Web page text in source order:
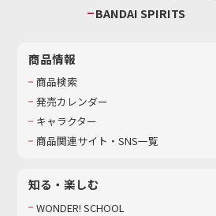
BANDAI SPIRITS
商品情報
商品検索
発売カレンダー
キャラクター
商品関連サイト・SNS一覧
知る・楽しむ
WONDER! SCHOOL